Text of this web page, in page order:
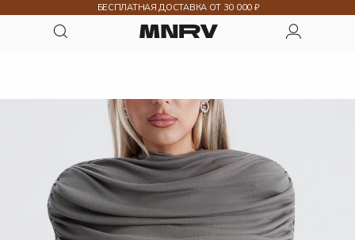
БЕСПЛАТНАЯ ДОСТАВКА ОТ 30 000 ₽